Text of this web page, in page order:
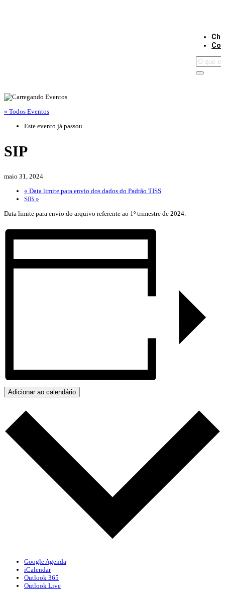
« Todos Eventos
Este evento já passou.
SIP
maio 31, 2024
« Data limite para envio dos dados do Padrão TISS
SIB »
Data limite para envio do arquivo referente ao 1º trimestre de 2024.
Adicionar ao calendário
Google Agenda
iCalendar
Outlook 365
Outlook Live